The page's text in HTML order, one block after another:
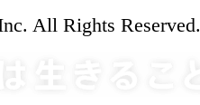
All Rights Reserved.